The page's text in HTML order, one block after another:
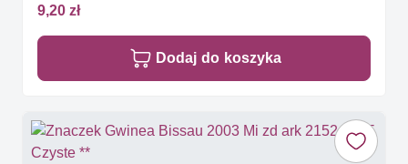
9,20 zł
Dodaj do koszyka